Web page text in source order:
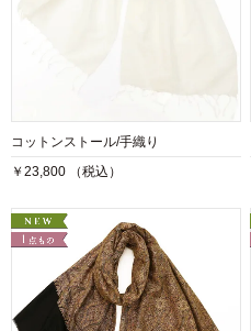
コットンストール/手織り
￥23,800 （税込）